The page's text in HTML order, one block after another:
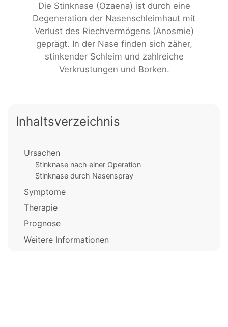
Die Stinknase (Ozaena) ist durch eine
Degeneration der Nasenschleimhaut mit
Verlust des Riechvermögens (Anosmie)
geprägt. In der Nase finden sich zäher,
stinkender Schleim und zahlreiche
Verkrustungen und Borken.
Inhaltsverzeichnis
Ursachen
Stinknase nach einer Operation
Stinknase durch Nasenspray
Symptome
Therapie
Prognose
Weitere Informationen